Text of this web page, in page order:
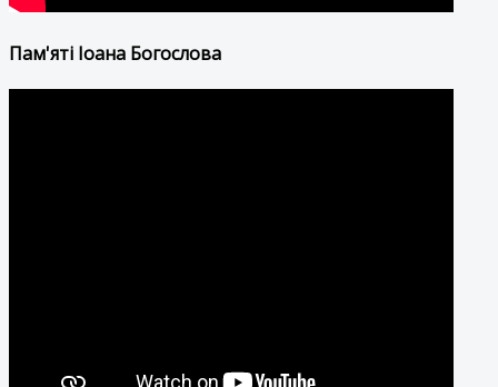
Пам'яті Іоана Богослова